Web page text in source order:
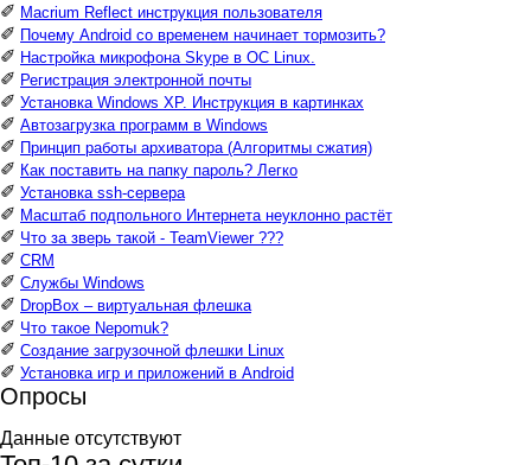
✐ Macrium Reflect инструкция пользователя
✐ Почему Android со временем начинает тормозить?
✐ Настройка микрофона Skype в ОС Linux.
✐ Регистрация электронной почты
✐ Установка Windows XP. Инструкция в картинках
✐ Автозагрузка программ в Windows
✐ Принцип работы архиватора (Алгоритмы сжатия)
✐ Как поставить на папку пароль? Легко
✐ Установка ssh-сервера
✐ Масштаб подпольного Интернета неуклонно растёт
✐ Что за зверь такой - TeamViewer ???
✐ CRM
✐ Службы Windows
✐ DropBox – виртуальная флешка
✐ Что такое Nepomuk?
✐ Создание загрузочной флешки Linux
✐ Установка игр и приложений в Android
Опросы
Данные отсутствуют